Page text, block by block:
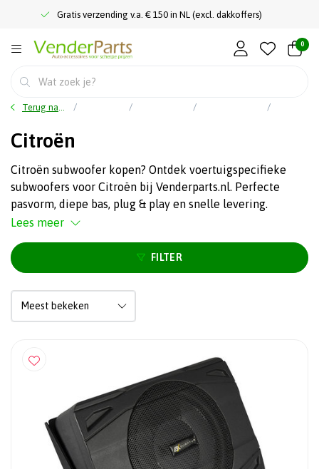
Gratis verzending v.a. € 150 in NL (excl. dakkoffers)
0
Terug naar home
Citroën
Citroën subwoofer kopen? Ontdek voertuigspecifieke
subwoofers voor Citroën bij Venderparts.nl. Perfecte
pasvorm, diepe bas, plug & play en snelle levering.
Lees meer
FILTER